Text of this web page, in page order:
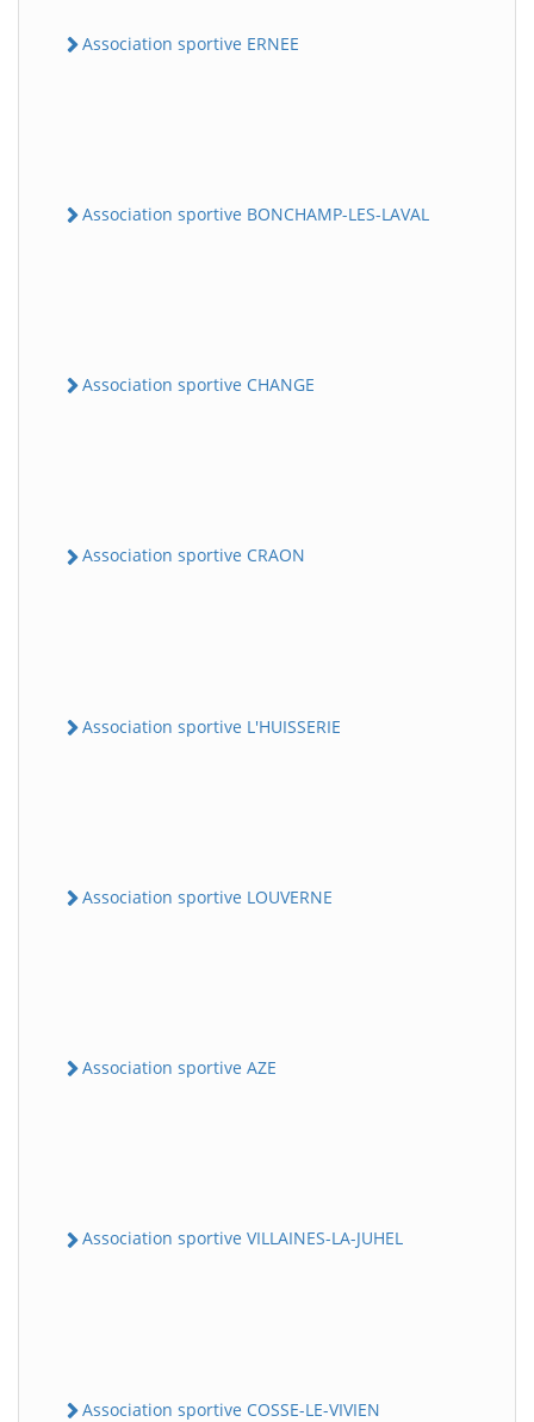
Association sportive ERNEE
Association sportive BONCHAMP-LES-LAVAL
Association sportive CHANGE
Association sportive CRAON
Association sportive L'HUISSERIE
Association sportive LOUVERNE
Association sportive AZE
Association sportive VILLAINES-LA-JUHEL
Association sportive COSSE-LE-VIVIEN